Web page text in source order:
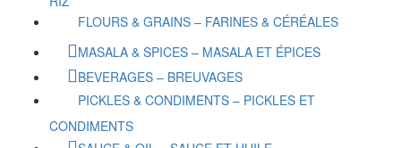
FLOURS & GRAINS – FARINES & CÉRÉALES
MASALA & SPICES – MASALA ET ÉPICES
BEVERAGES – BREUVAGES
PICKLES & CONDIMENTS – PICKLES ET
CONDIMENTS